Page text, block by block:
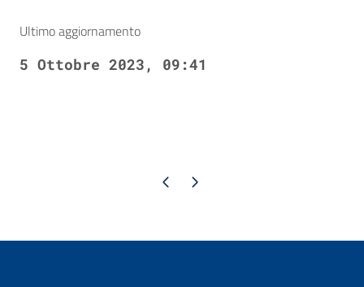
Ultimo aggiornamento
5 Ottobre 2023, 09:41
Pagina precedente
Pagina successiva